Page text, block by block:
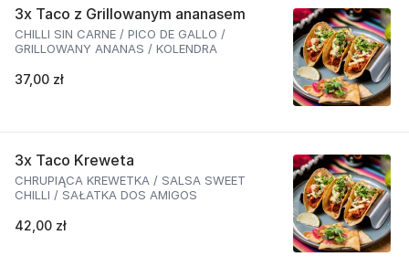
3x Taco z Grillowanym ananasem
CHILLI SIN CARNE / PICO DE GALLO /
GRILLOWANY ANANAS / KOLENDRA
37,00 zł
3x Taco Kreweta
CHRUPIĄCA KREWETKA / SALSA SWEET
CHILLI / SAŁATKA DOS AMIGOS
42,00 zł